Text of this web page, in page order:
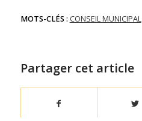
MOTS-CLÉS : CONSEIL MUNICIPAL
Partager cet article